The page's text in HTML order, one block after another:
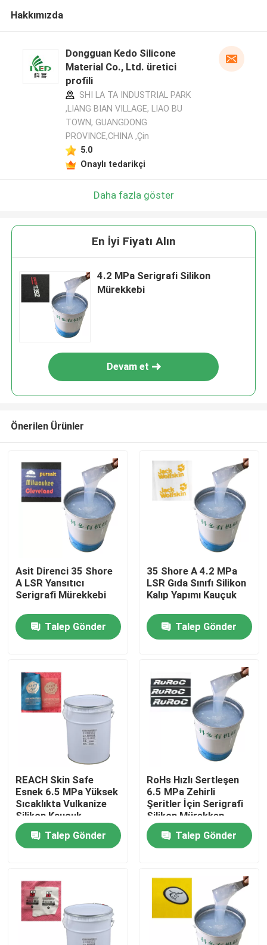
Ev
Ürün:% s
Hakkımızda
Fabrika turu
Kalite kontrol
Bizimle iletişime geçin
Bir teklif isteği
Serigrafi Silikon Mürekkep
Kabartma Silikon Mürekkep
Hakkımızda
Dongguan Kedo Silicone
Material Co., Ltd. üretici
profili
SHI LA TA INDUSTRIAL PARK
,LIANG BIAN VILLAGE, LIAO BU
TOWN, GUANGDONG
PROVINCE,CHINA ,Çin
5.0
Onaylı tedarikçi
Daha fazla göster
En İyi Fiyatı Alın
4.2 MPa Serigrafi Silikon
Mürekkebi
Devam et
Önerilen Ürünler
Asit Direnci 35 Shore
A LSR Yansıtıcı
Serigrafi Mürekkebi
Talep Gönder
35 Shore A 4.2 MPa
LSR Gıda Sınıfı Silikon
Kalıp Yapımı Kauçuk
Talep Gönder
REACH Skin Safe
Esnek 6.5 MPa Yüksek
Sıcaklıkta Vulkanize
Silikon Kauçuk
Talep Gönder
RoHs Hızlı Sertleşen
6.5 MPa Zehirli
Şeritler İçin Serigrafi
Silikon Mürekkep
Talep Gönder